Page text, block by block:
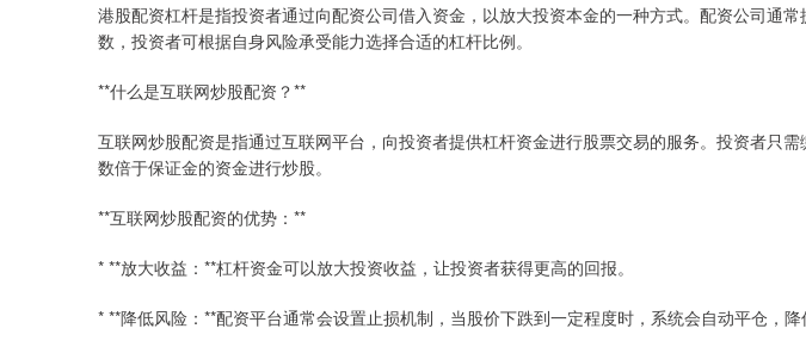
港股配资杠杆是指投资者通过向配资公司借入资金，以放大投资本金的一种方式。配资公司通
数，投资者可根据自身风险承受能力选择合适的杠杆比例。
**什么是互联网炒股配资？**
互联网炒股配资是指通过互联网平台，向投资者提供杠杆资金进行股票交易的服务。投资者只
数倍于保证金的资金进行炒股。
**互联网炒股配资的优势：**
* **放大收益：**杠杆资金可以放大投资收益，让投资者获得更高的回报。
* **降低风险：**配资平台通常会设置止损机制，当股价下跌到一定程度时，系统会自动平仓，降